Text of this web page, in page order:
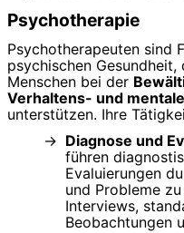
Psychotherapie
Psychotherapeuten sind
psychischen
Menschen bei der
Verhaltens- und
unterstützen. Ihre
Diagnose und
führen
Evaluierungen
und Probleme
Interviews,
Beobachtungen